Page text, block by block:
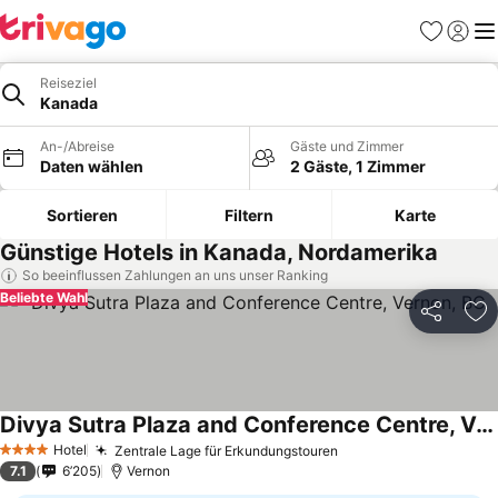
Favoriten
Reiseziel
Kanada
An-/Abreise
Daten wählen
Gäste und Zimmer
2 Gäste, 1 Zimmer
Sortieren Filtern Karte
Günstige Hotels in Kanada, Nordamerika
So beeinflussen Zahlungen an uns unser Ranking
Teilen
Beliebte Wahl
4 Sterne Hotel Zentrale Lage für Erkundungstouren
Divya Sutra Plaza and Conference Centre, Vernon, BC
7.1 6’205 Vernon